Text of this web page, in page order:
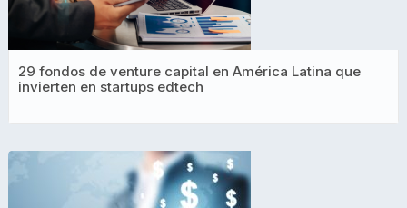
29 fondos de venture capital en América Latina que
invierten en startups edtech